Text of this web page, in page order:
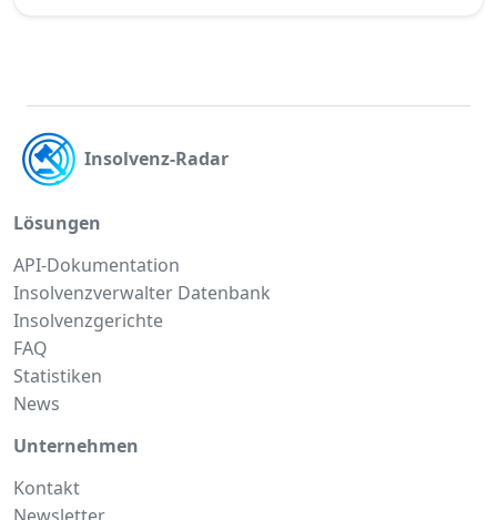
Insolvenz-Radar
Lösungen
API-Dokumentation
Insolvenzverwalter Datenbank
Insolvenzgerichte
FAQ
Statistiken
News
Unternehmen
Kontakt
Newsletter